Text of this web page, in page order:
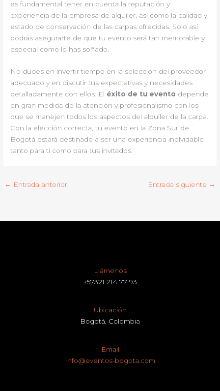
es fundamental tener en cuenta la reputación y
experiencia de la empresa de alquiler, así como la calidad y
estado de conservación de las carpas ofrecidas. Solo así
podrás asegurarte de que tu evento será tan memorable y
especial como lo has soñado.
No dudes en invertir tiempo en la selección del proveedor
adecuado y en discutir tus expectativas y necesidades
detalladamente con ellos. El éxito de tu evento depende
en gran medida de la atención y profesionalismo con los
que se manejen todos los aspectos del alquiler de la carpa.
Con la elección correcta, tu evento en la Zona Sur de
Bogotá estará destinado a ser una experiencia inolvidable
tanto para ti como para tus invitados.
← Entrada anterior Entrada siguiente →
Llámenos
+57321 214 77 93
Ubicación
Bogotá, Colombia
Email
Info@eventos-bogota.com